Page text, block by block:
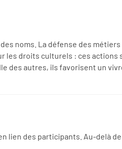
noms. La défense des
les droits culturels : ces
des autres, ils favorisent un
lien des participants. Au-delà